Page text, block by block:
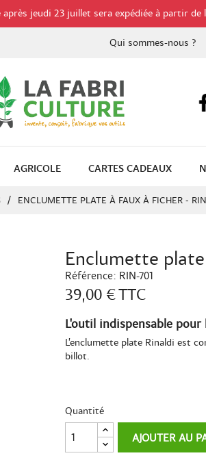
jeudi 23 juillet sera expédiée à partir de
Qui sommes-nous ?
AGRICOLE CARTES CADEAUX
ENCLUMETTE PLATE À FAUX À FICHER -
Enclumette
Référence: RIN-701
39,00 €TTC
L'outil indispensable
L’enclumette plate Rinaldi est
billot.
Quantité
AJOUTER AU